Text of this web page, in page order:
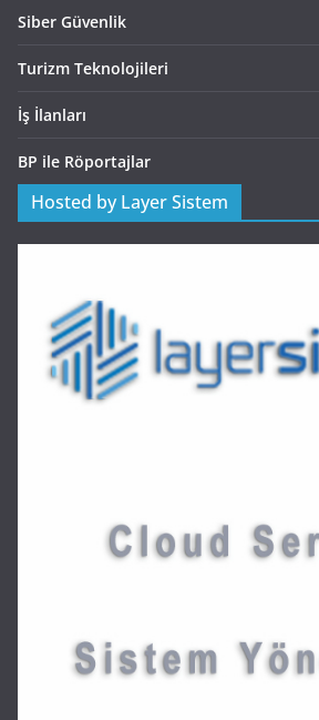
Siber Güvenlik
Turizm Teknolojileri
İş İlanları
BP ile Röportajlar
Hosted by Layer Sistem